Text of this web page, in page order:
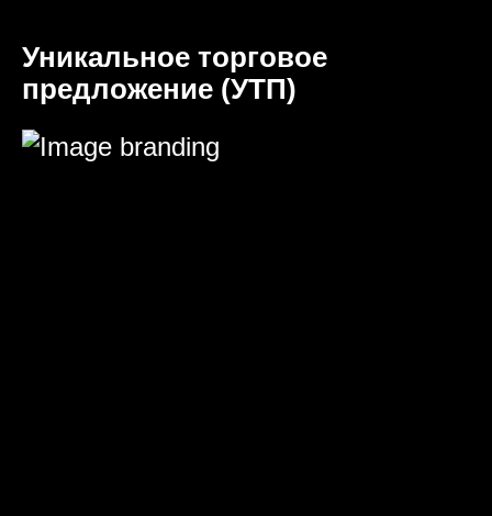
Уникальное торговое
предложение (УТП)